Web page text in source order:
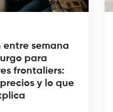
entre semana
para
frontaliers:
y lo que